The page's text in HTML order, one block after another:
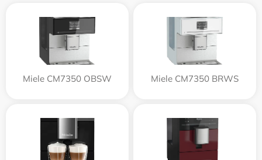
Miele CM7350 OBSW Miele CM7350 BRWS